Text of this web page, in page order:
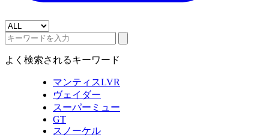
よく検索されるキーワード
マンティスLVR
ヴェイダー
スーパーミュー
GT
スノーケル